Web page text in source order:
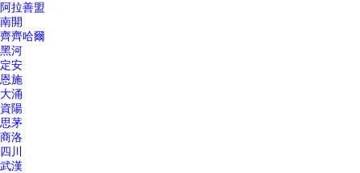
阿拉善盟
南開
齊齊哈爾
黑河
定安
恩施
大涌
資陽
思茅
商洛
四川
武漢